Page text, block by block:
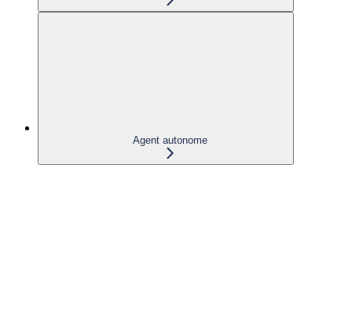
Agent autonome